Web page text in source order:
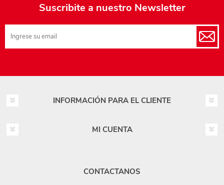
Suscribite a nuestro Newsletter
INFORMACIÓN PARA EL CLIENTE
MI CUENTA
CONTACTANOS